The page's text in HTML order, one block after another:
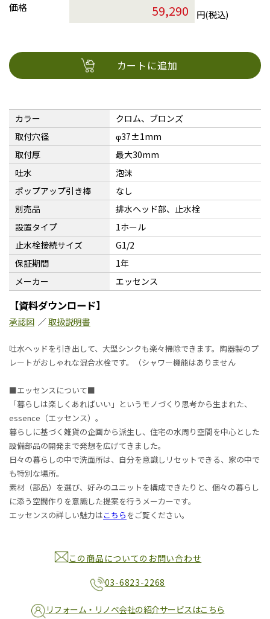
価格
円(税込)
カートに追加
カラー
クロム、ブロンズ
取付穴径
φ37±1mm
取付厚
最大30mm
吐水
泡沫
ポップアップ引き棒
なし
別売品
排水ヘッド部、止水栓
設置タイプ
1ホール
止水栓接続サイズ
G1/2
保証期間
1年
メーカー
エッセンス
【資料ダウンロード】
承認図 ／取扱説明書
吐水ヘッドを引き出して、大型シンクも楽々掃除できます。陶器製のプ
レートがおしゃれな混合水栓です。（シャワー機能はありません
■エッセンスについて■
「暮らしは楽しくあればいい」というモノづくり思考から生まれた、
essence（エッセンス）。
暮らしに基づく雑貨の企画から派生し、住宅の水周り空間を中心とした
設備部品の開発まで発想を広げてきました。
日々の暮らしの中で洗面所は、自分を意識しリセットできる、家の中で
も特別な場所。
素材（部品）を選び、好みのユニットを構成できたりと、個々の暮らし
に添う空間作りを意識した提案を行うメーカーです。
エッセンスの詳しい魅力はこちら をご覧ください。
この商品についてのお問い合わせ
03-6823-2268
リフォーム・リノベ会社の紹介サービスはこちら